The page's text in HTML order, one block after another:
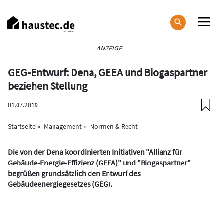
zum
Inhalt
ANZEIGE
GEG-Entwurf: Dena, GEEA und Biogaspartner
beziehen Stellung
01.07.2019
Startseite Management Normen & Recht
Die von der Dena koordinierten Initiativen "Allianz für
Gebäude-Energie-Effizienz (GEEA)" und "Biogaspartner"
begrüßen grundsätzlich den Entwurf des
Gebäudeenergiegesetzes (GEG).